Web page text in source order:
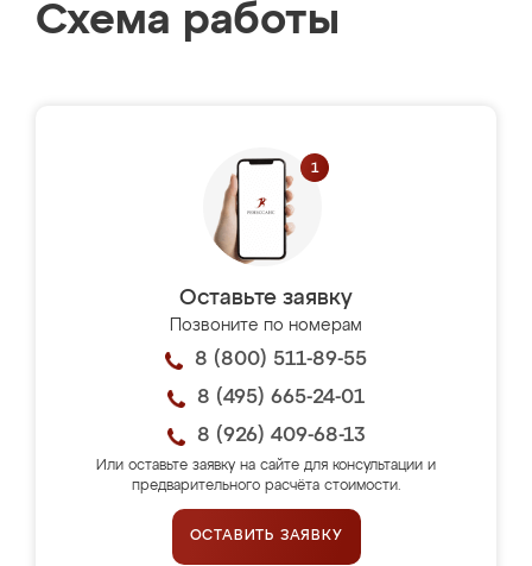
Схема работы
Оставьте заявку
Позвоните по номерам
8 (800) 511-89-55
8 (495) 665-24-01
8 (926) 409-68-13
Или оставьте заявку на сайте для консультации и
предварительного расчёта стоимости.
ОСТАВИТЬ ЗАЯВКУ